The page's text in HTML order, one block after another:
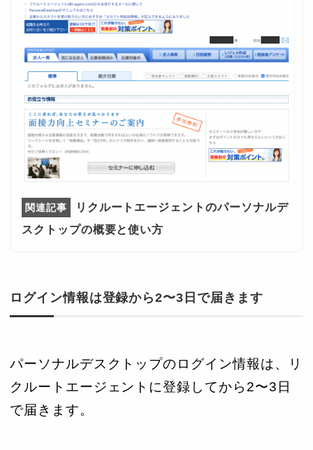
リクルートエージェントのパーソナルデ
スクトップの概要と使い方
ログイン情報は登録から2〜3日で届きます
パーソナルデスクトップのログイン情報は、リ
クルートエージェントに登録してから2〜3日
で届きます。